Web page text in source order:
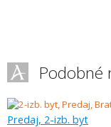
Podobné
Predaj, 2-izb. byt